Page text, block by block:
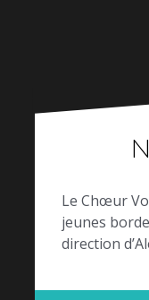
Le Chœur
jeunes
direction